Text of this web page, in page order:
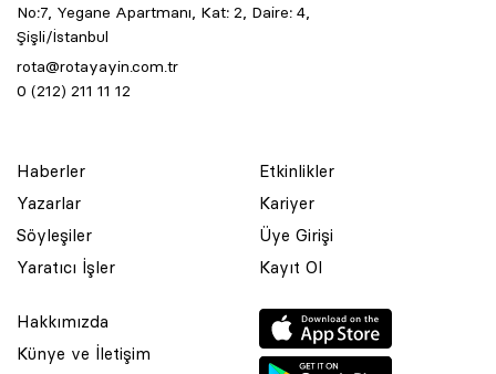
No:7, Yegane Apartmanı, Kat: 2, Daire: 4,
Şişli/İstanbul
rota@rotayayin.com.tr
0 (212) 211 11 12
Haberler
Yazarlar
Söyleşiler
Yaratıcı İşler
Etkinlikler
Kariyer
Üye Girişi
Kayıt Ol
Hakkımızda
Künye ve İletişim